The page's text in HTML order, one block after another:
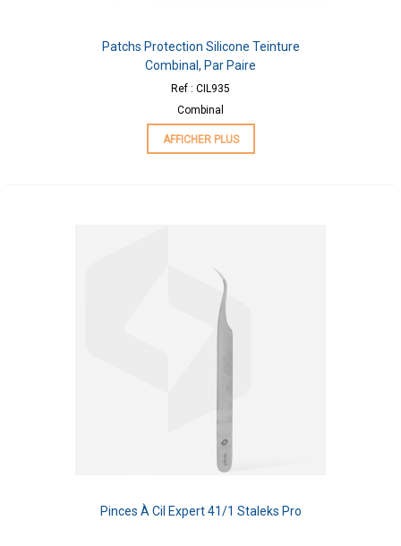
Patchs Protection Silicone Teinture
Combinal, Par Paire
Ref : CIL935
Combinal
AFFICHER PLUS
Pinces À Cil Expert 41/1 Staleks Pro